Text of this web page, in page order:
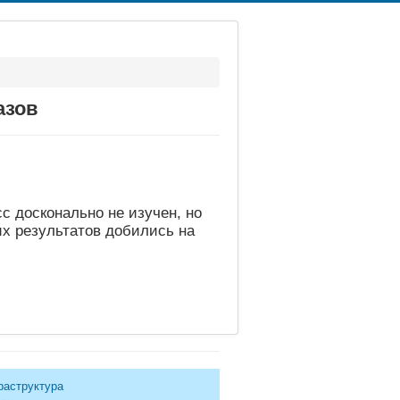
досконально не изучен, но
результатов добились на